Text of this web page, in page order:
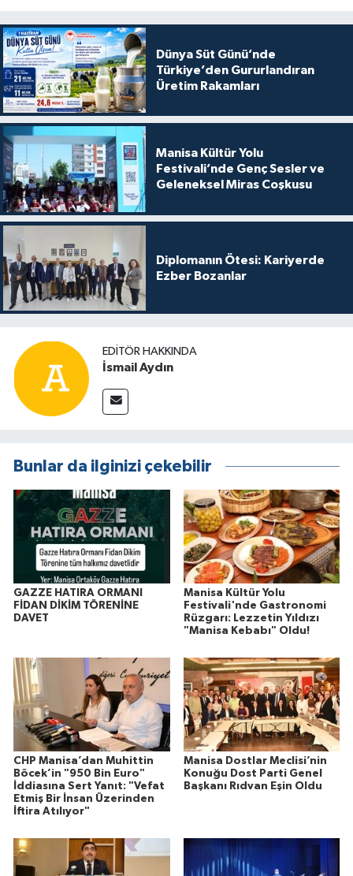
Dünya Süt Günü’nde
Türkiye’den Gururlandıran
Üretim Rakamları
Manisa Kültür Yolu
Festivali’nde Genç Sesler ve
Geleneksel Miras Coşkusu
Diplomanın Ötesi: Kariyerde
Ezber Bozanlar
EDITÖR HAKKINDA
İsmail Aydın
Bunlar da ilginizi çekebilir
GAZZE HATIRA ORMANI
FİDAN DİKİM TÖRENİNE
DAVET
Manisa Kültür Yolu
Festivali'nde Gastronomi
Rüzgarı: Lezzetin Yıldızı
"Manisa Kebabı" Oldu!
CHP Manisa’dan Muhittin
Böcek’in "950 Bin Euro"
İddiasına Sert Yanıt: "Vefat
Etmiş Bir İnsan Üzerinden
İftira Atılıyor"
Manisa Dostlar Meclisi’nin
Konuğu Dost Parti Genel
Başkanı Rıdvan Eşin Oldu